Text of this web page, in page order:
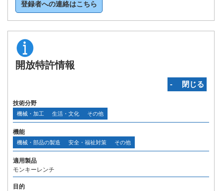
登録者への連絡はこちら
開放特許情報
‐ 閉じる
技術分野
機械・加工 生活・文化 その他
機能
機械・部品の製造 安全・福祉対策 その他
適用製品
モンキーレンチ
目的